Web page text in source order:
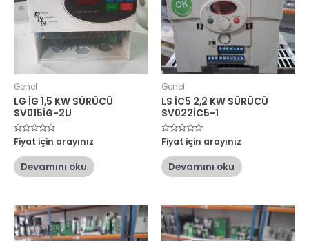
Genel
LG İG 1,5 KW SÜRÜCÜ
SV015İG-2U
5
üzerinden
oy
aldı
Fiyat için arayınız
Devamını oku
Genel
LS İC5 2,2 KW SÜRÜCÜ
SV022İC5-1
5
üzerinden
oy
aldı
Fiyat için arayınız
Devamını oku